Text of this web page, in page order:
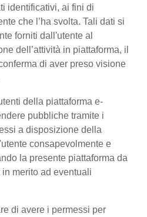
identificativi, ai fini di
che l’ha svolta. Tali dati si
forniti dall'utente al
dell’attività in piattaforma, il
di aver preso visione
della piattaforma e-
pubbliche tramite i
a disposizione della
consapevolmente e
la presente piattaforma da
merito ad eventuali
di avere i permessi per